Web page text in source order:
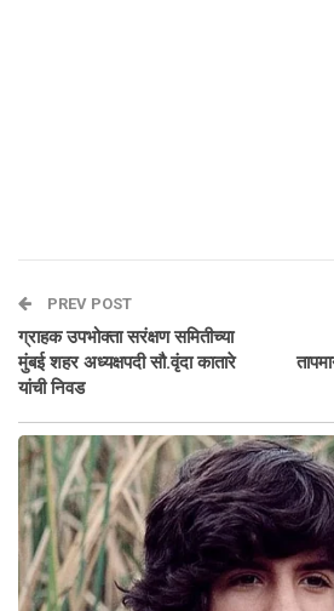
PREV POST
ग्राहक उपभोक्ता सरंक्षण समितीच्या
मुंबई शहर अध्यक्षपदी सौ.वृंदा कातारे
यांची निवड